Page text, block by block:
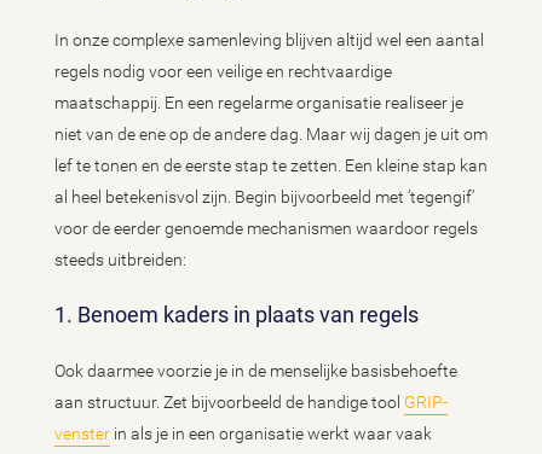
In onze complexe samenleving blijven altijd wel een aantal
regels nodig voor een veilige en rechtvaardige
maatschappij. En een regelarme organisatie realiseer je
niet van de ene op de andere dag. Maar wij dagen je uit om
lef te tonen en de eerste stap te zetten. Een kleine stap kan
al heel betekenisvol zijn. Begin bijvoorbeeld met ‘tegengif’
voor de eerder genoemde mechanismen waardoor regels
steeds uitbreiden:
1. Benoem kaders in plaats van regels
Ook daarmee voorzie je in de menselijke basisbehoefte
aan structuur. Zet bijvoorbeeld de handige tool GRIP-
venster in als je in een organisatie werkt waar vaak